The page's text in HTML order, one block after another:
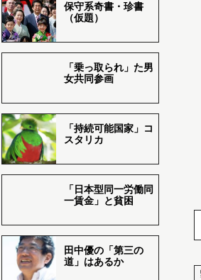
保守系奇書・珍書
（仮題）
「乗っ取られ」た男
女共同参画
「持続可能国家」コ
スタリカ
「日本型同一労働同
一賃金」と貧困
田中優の「第三の
道」はあるか